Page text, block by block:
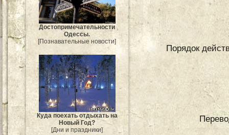
Достопримечательности
Одессы.
[Познавательные новости]
Куда поехать отдыхать на
Новый Год?
[Дни и праздники]
Порядок